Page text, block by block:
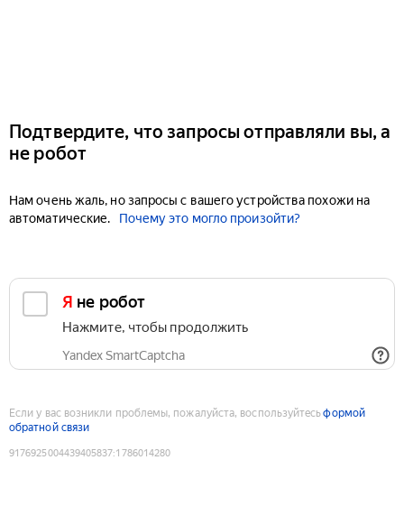
Подтвердите, что запросы отправляли вы, а
не робот
Нам очень жаль, но запросы с вашего устройства похожи на
автоматические.
Почему это могло произойти?
Я не робот
Нажмите, чтобы продолжить
Yandex SmartCaptcha
Если у вас возникли проблемы, пожалуйста, воспользуйтесьформой
обратной связи
9176925004439405837:1786014280